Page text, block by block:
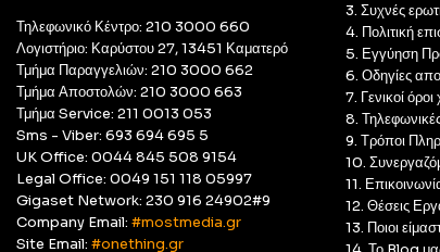
Τηλεφωνικό Κέντρο: 210 3000 660
Λογιστήριο: Καρύστου 27, 13451 Καματερό
Τμήμα Παραγγελιών: 210 3000 662
Τμήμα Αποστολών: 210 3000 663
Τμήμα Service: 211 0013 053
Sms - Viber: 693 694 695 5
UK Office: 0044 845 508 9154
Legal Office: 0049 151 118 05997
Gigaset Network: 230 916 24902#9
Company Email: #mostmedia.gr
Site Email: #onething.gr
3. Συχνές
4. Πολιτική
5. Εγγύηση
6. Οδηγίες
7. Γενικοί
8.
9. Τρόποι
10.
11.
12. Θέσεις
13. Ποιοι